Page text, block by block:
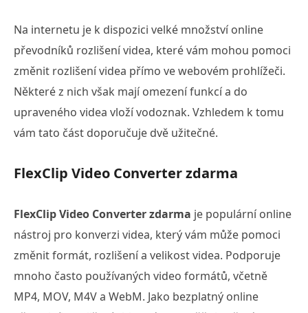
Na internetu je k dispozici velké množství online
převodníků rozlišení videa, které vám mohou pomoci
změnit rozlišení videa přímo ve webovém prohlížeči.
Některé z nich však mají omezení funkcí a do
upraveného videa vloží vodoznak. Vzhledem k tomu
vám tato část doporučuje dvě užitečné.
FlexClip Video Converter zdarma
FlexClip Video Converter zdarma je populární online
nástroj pro konverzi videa, který vám může pomoci
změnit formát, rozlišení a velikost videa. Podporuje
mnoho často používaných video formátů, včetně
MP4, MOV, M4V a WebM. Jako bezplatný online